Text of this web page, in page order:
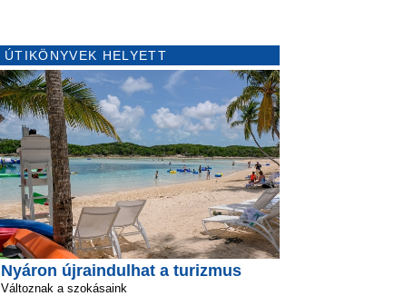
ÚTIKÖNYVEK HELYETT
Nyáron újraindulhat a turizmus
Változnak a szokásaink